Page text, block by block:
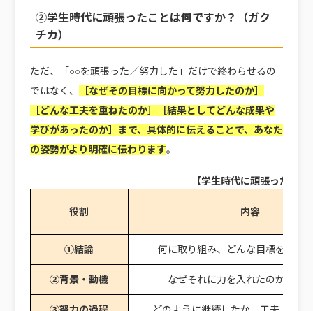
②学生時代に頑張ったことは何ですか？（ガク
チカ）
ただ、「○○を頑張った／努力した」だけで終わらせるの
ではなく、
［なぜその目標に向かって努力したのか］
［どんな工夫を重ねたのか］［結果としてどんな成果や
学びがあったのか］まで、具体的に伝えることで、あなた
の姿勢がより明確に伝わります。
【学生時代に頑張ったこと
役割 内容
①結論 何に取り組み、どんな目標を持っ
②背景・動機 なぜそれに力を入れたのか／き